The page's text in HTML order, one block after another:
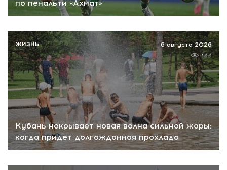
по пенальти «Ахмат»
Кубань накрывает новая волна сильной жары:
когда придет долгожданная прохлада
6 августа 2026
144
ЖИЗНЬ